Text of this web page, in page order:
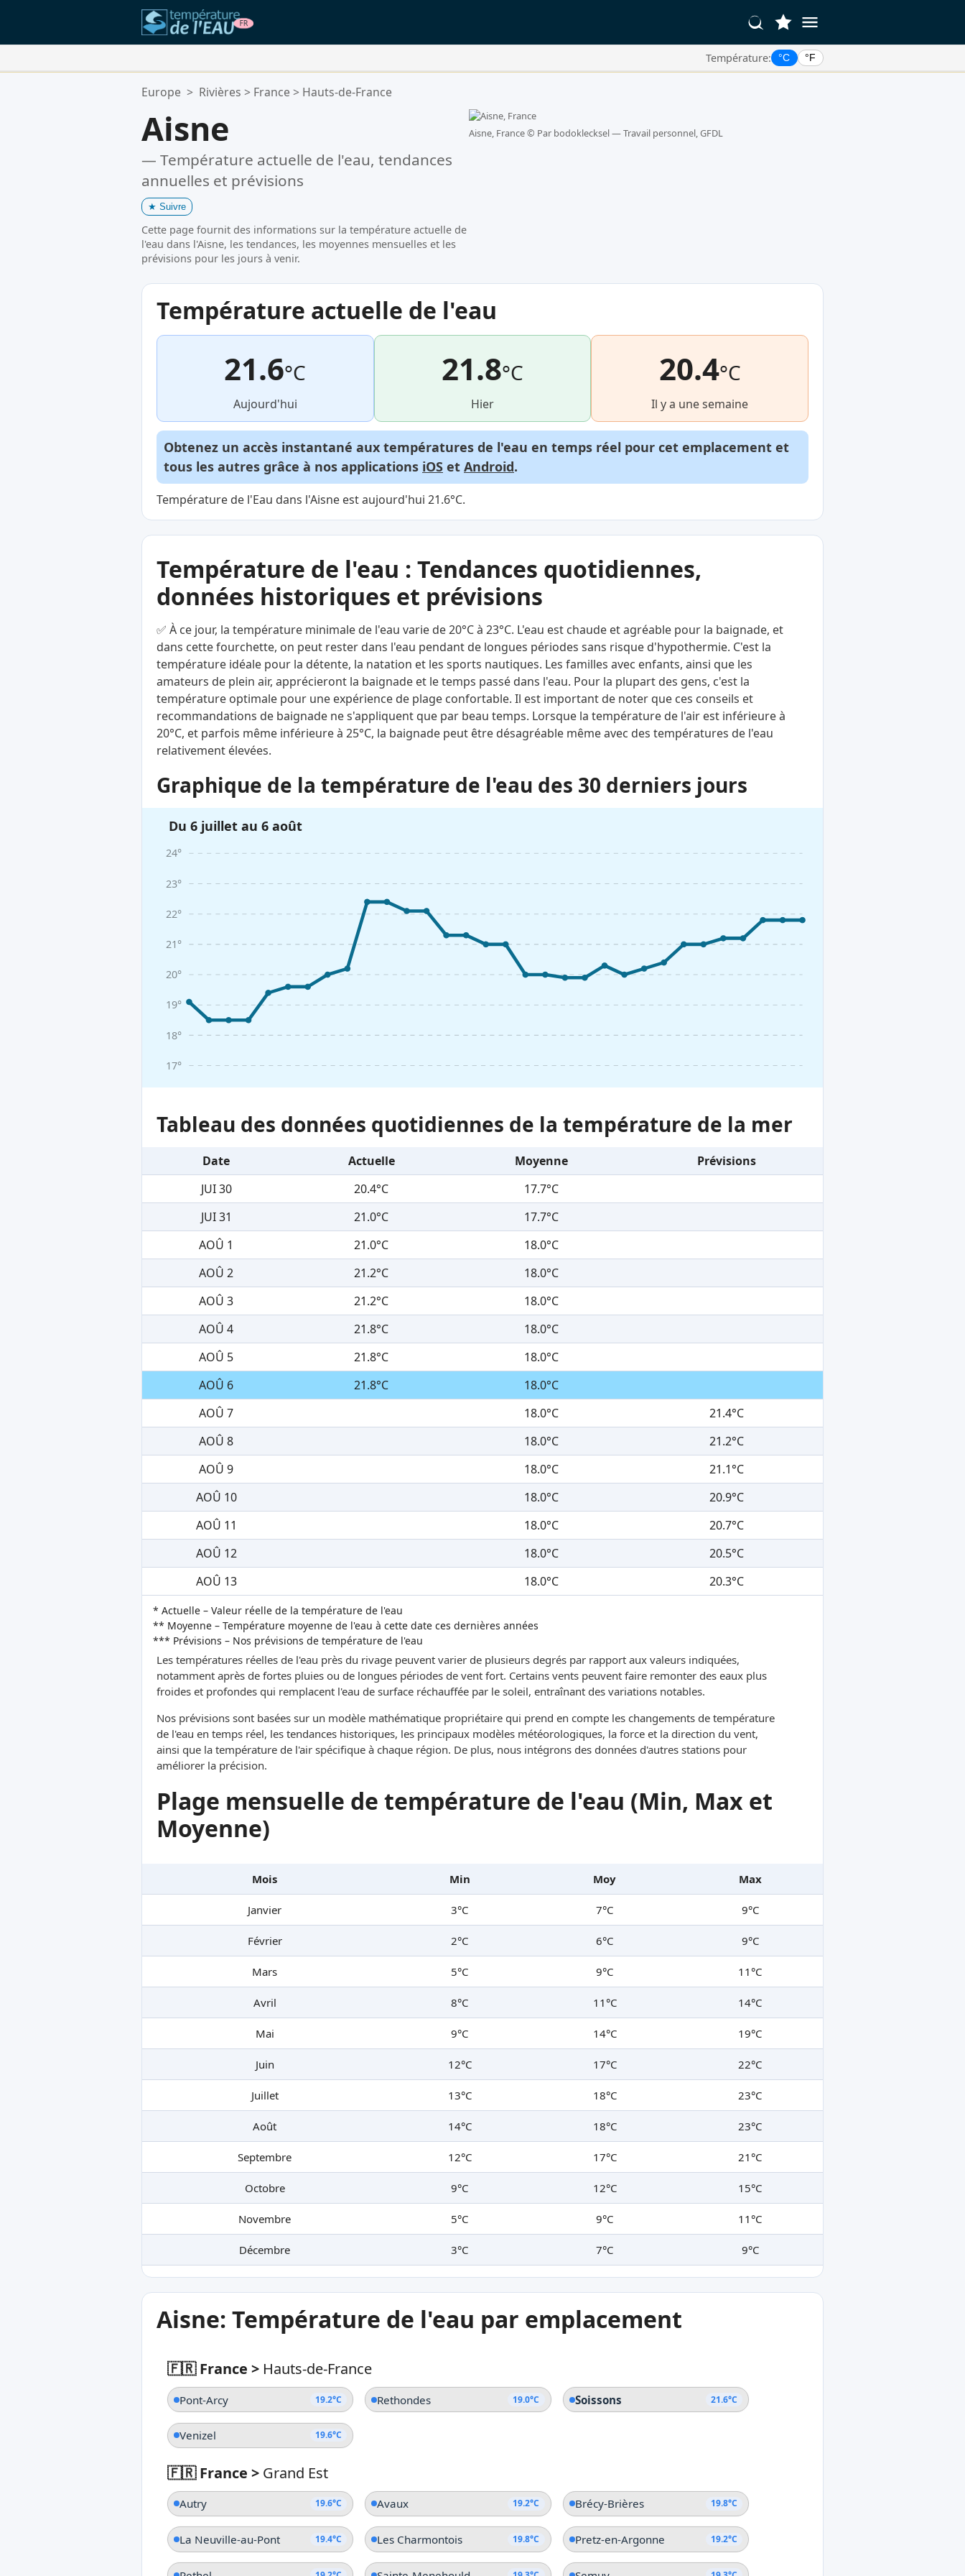
Température: °C °F
Vos Lieux Favoris:
Europe > Rivières > France > Hauts-de-France
Aisne
— Température actuelle de l'eau, tendances
annuelles et prévisions
★ Suivre
Cette page fournit des informations sur la température actuelle de
l'eau dans l'Aisne, les tendances, les moyennes mensuelles et les
prévisions pour les jours à venir.
Aisne, France © Par bodoklecksel — Travail personnel, GFDL
Température actuelle de l'eau
21.6°C
Aujourd'hui
21.8°C
Hier
20.4°C
Il y a une semaine
Obtenez un accès instantané aux températures de l'eau en temps réel pour cet emplacement et
tous les autres grâce à nos applications iOS et Android.
Température de l'Eau dans l'Aisne est aujourd'hui 21.6°C.
Température de l'eau : Tendances quotidiennes,
données historiques et prévisions
✅ À ce jour, la température minimale de l'eau varie de 20°C à 23°C. L'eau est chaude et agréable pour la baignade, et
dans cette fourchette, on peut rester dans l'eau pendant de longues périodes sans risque d'hypothermie. C'est la
température idéale pour la détente, la natation et les sports nautiques. Les familles avec enfants, ainsi que les
amateurs de plein air, apprécieront la baignade et le temps passé dans l'eau. Pour la plupart des gens, c'est la
température optimale pour une expérience de plage confortable. Il est important de noter que ces conseils et
recommandations de baignade ne s'appliquent que par beau temps. Lorsque la température de l'air est inférieure à
20°C, et parfois même inférieure à 25°C, la baignade peut être désagréable même avec des températures de l'eau
relativement élevées.
Graphique de la température de l'eau des 30 derniers jours
Du 6 juillet au 6 août
17°
18°
19°
20°
21°
22°
23°
24°
Tableau des données quotidiennes de la température de la mer
Date Actuelle Moyenne
Prévisions
JUI 30
20.4°C
17.7°C
JUI 31
21.0°C
17.7°C
AOÛ 1
21.0°C
18.0°C
AOÛ 2
21.2°C
18.0°C
AOÛ 3
21.2°C
18.0°C
AOÛ 4
21.8°C
18.0°C
AOÛ 5
21.8°C
18.0°C
AOÛ 6
21.8°C
18.0°C
AOÛ 7
18.0°C
21.4°C
AOÛ 8
18.0°C
21.2°C
AOÛ 9
18.0°C
21.1°C
AOÛ 10
18.0°C
20.9°C
AOÛ 11
18.0°C
20.7°C
AOÛ 12
18.0°C
20.5°C
AOÛ 13
18.0°C 20.3°C
* Actuelle – Valeur réelle de la température de l'eau
** Moyenne – Température moyenne de l'eau à cette date ces dernières années
*** Prévisions – Nos prévisions de température de l'eau
Les températures réelles de l'eau près du rivage peuvent varier de plusieurs degrés par rapport aux valeurs indiquées,
notamment après de fortes pluies ou de longues périodes de vent fort. Certains vents peuvent faire remonter des eaux plus
froides et profondes qui remplacent l'eau de surface réchauffée par le soleil, entraînant des variations notables.
Nos prévisions sont basées sur un modèle mathématique propriétaire qui prend en compte les changements de température
de l'eau en temps réel, les tendances historiques, les principaux modèles météorologiques, la force et la direction du vent,
ainsi que la température de l'air spécifique à chaque région. De plus, nous intégrons des données d'autres stations pour
améliorer la précision.
Plage mensuelle de température de l'eau (Min, Max et
Moyenne)
Mois Min Moy Max
Janvier 3°C 7°C 9°C
Février 2°C 6°C 9°C
Mars 5°C 9°C 11°C
Avril 8°C 11°C 14°C
Mai 9°C 14°C 19°C
Juin 12°C 17°C 22°C
Juillet 13°C 18°C 23°C
Août 14°C 18°C 23°C
Septembre 12°C 17°C 21°C
Octobre 9°C 12°C 15°C
Novembre 5°C 9°C 11°C
Décembre 3°C 7°C 9°C
Aisne: Température de l'eau par emplacement
🇫🇷 France > Hauts-de-France
Pont-Arcy 19.2°C Rethondes 19.0°C Soissons 21.6°C
Venizel 19.6°C
🇫🇷 France > Grand Est
Autry 19.6°C Avaux 19.2°C Brécy-Brières 19.8°C
La Neuville-au-Pont 19.4°C Les Charmontois 19.8°C Pretz-en-Argonne 19.2°C